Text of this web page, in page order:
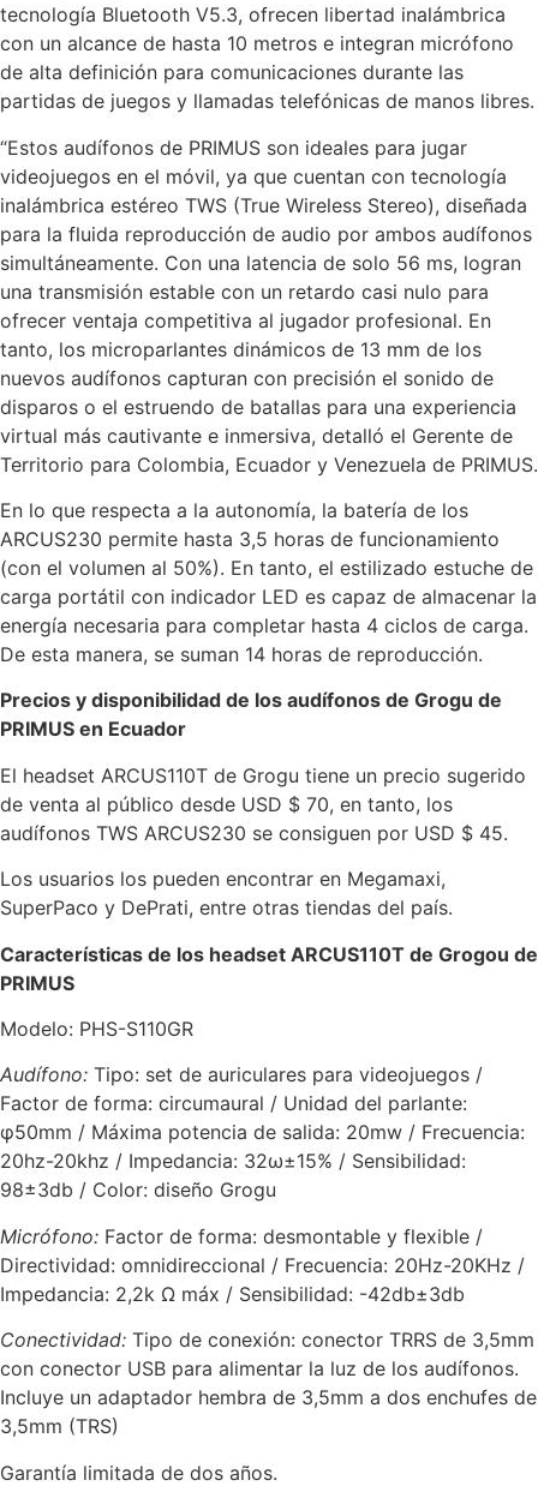
tecnología Bluetooth V5.3, ofrecen libertad inalámbrica
con un alcance de hasta 10 metros e integran micrófono
de alta definición para comunicaciones durante las
partidas de juegos y llamadas telefónicas de manos libres.
“Estos audífonos de PRIMUS son ideales para jugar
videojuegos en el móvil, ya que cuentan con tecnología
inalámbrica estéreo TWS (True Wireless Stereo), diseñada
para la fluida reproducción de audio por ambos audífonos
simultáneamente. Con una latencia de solo 56 ms, logran
una transmisión estable con un retardo casi nulo para
ofrecer ventaja competitiva al jugador profesional. En
tanto, los microparlantes dinámicos de 13 mm de los
nuevos audífonos capturan con precisión el sonido de
disparos o el estruendo de batallas para una experiencia
virtual más cautivante e inmersiva, detalló el Gerente de
Territorio para Colombia, Ecuador y Venezuela de PRIMUS.
En lo que respecta a la autonomía, la batería de los
ARCUS230 permite hasta 3,5 horas de funcionamiento
(con el volumen al 50%). En tanto, el estilizado estuche de
carga portátil con indicador LED es capaz de almacenar la
energía necesaria para completar hasta 4 ciclos de carga.
De esta manera, se suman 14 horas de reproducción.
Precios y disponibilidad de los audífonos de Grogu de
PRIMUS en Ecuador
El headset ARCUS110T de Grogu tiene un precio sugerido
de venta al público desde USD $ 70, en tanto, los
audífonos TWS ARCUS230 se consiguen por USD $ 45.
Los usuarios los pueden encontrar en Megamaxi,
SuperPaco y DePrati, entre otras tiendas del país.
Características de los headset ARCUS110T de Grogou de
PRIMUS
Modelo: PHS-S110GR
Audífono: Tipo: set de auriculares para videojuegos /
Factor de forma: circumaural / Unidad del parlante:
φ50mm / Máxima potencia de salida: 20mw / Frecuencia:
20hz-20khz / Impedancia: 32ω±15% / Sensibilidad:
98±3db / Color: diseño Grogu
Micrófono: Factor de forma: desmontable y flexible /
Directividad: omnidireccional / Frecuencia: 20Hz-20KHz /
Impedancia: 2,2k Ω máx / Sensibilidad: -42db±3db
Conectividad: Tipo de conexión: conector TRRS de 3,5mm
con conector USB para alimentar la luz de los audífonos.
Incluye un adaptador hembra de 3,5mm a dos enchufes de
3,5mm (TRS)
Garantía limitada de dos años.